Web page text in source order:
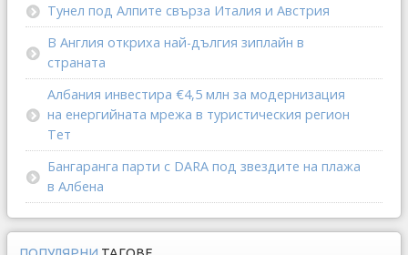
Тунел под Алпите свърза Италия и Австрия
В Англия откриха най-дългия зиплайн в
страната
Албания инвестира €4,5 млн за модернизация
на енергийната мрежа в туристическия регион
Тет
Бангаранга парти с DARA под звездите на плажа
в Албена